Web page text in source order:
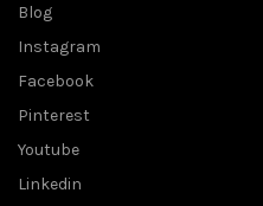
Blog
Instagram
Facebook
Pinterest
Youtube
Linkedin